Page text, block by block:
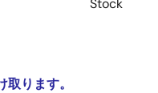
Stock
ります。